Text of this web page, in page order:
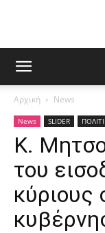
Αρχική News
News SLIDER
Κ.
του
κύριους